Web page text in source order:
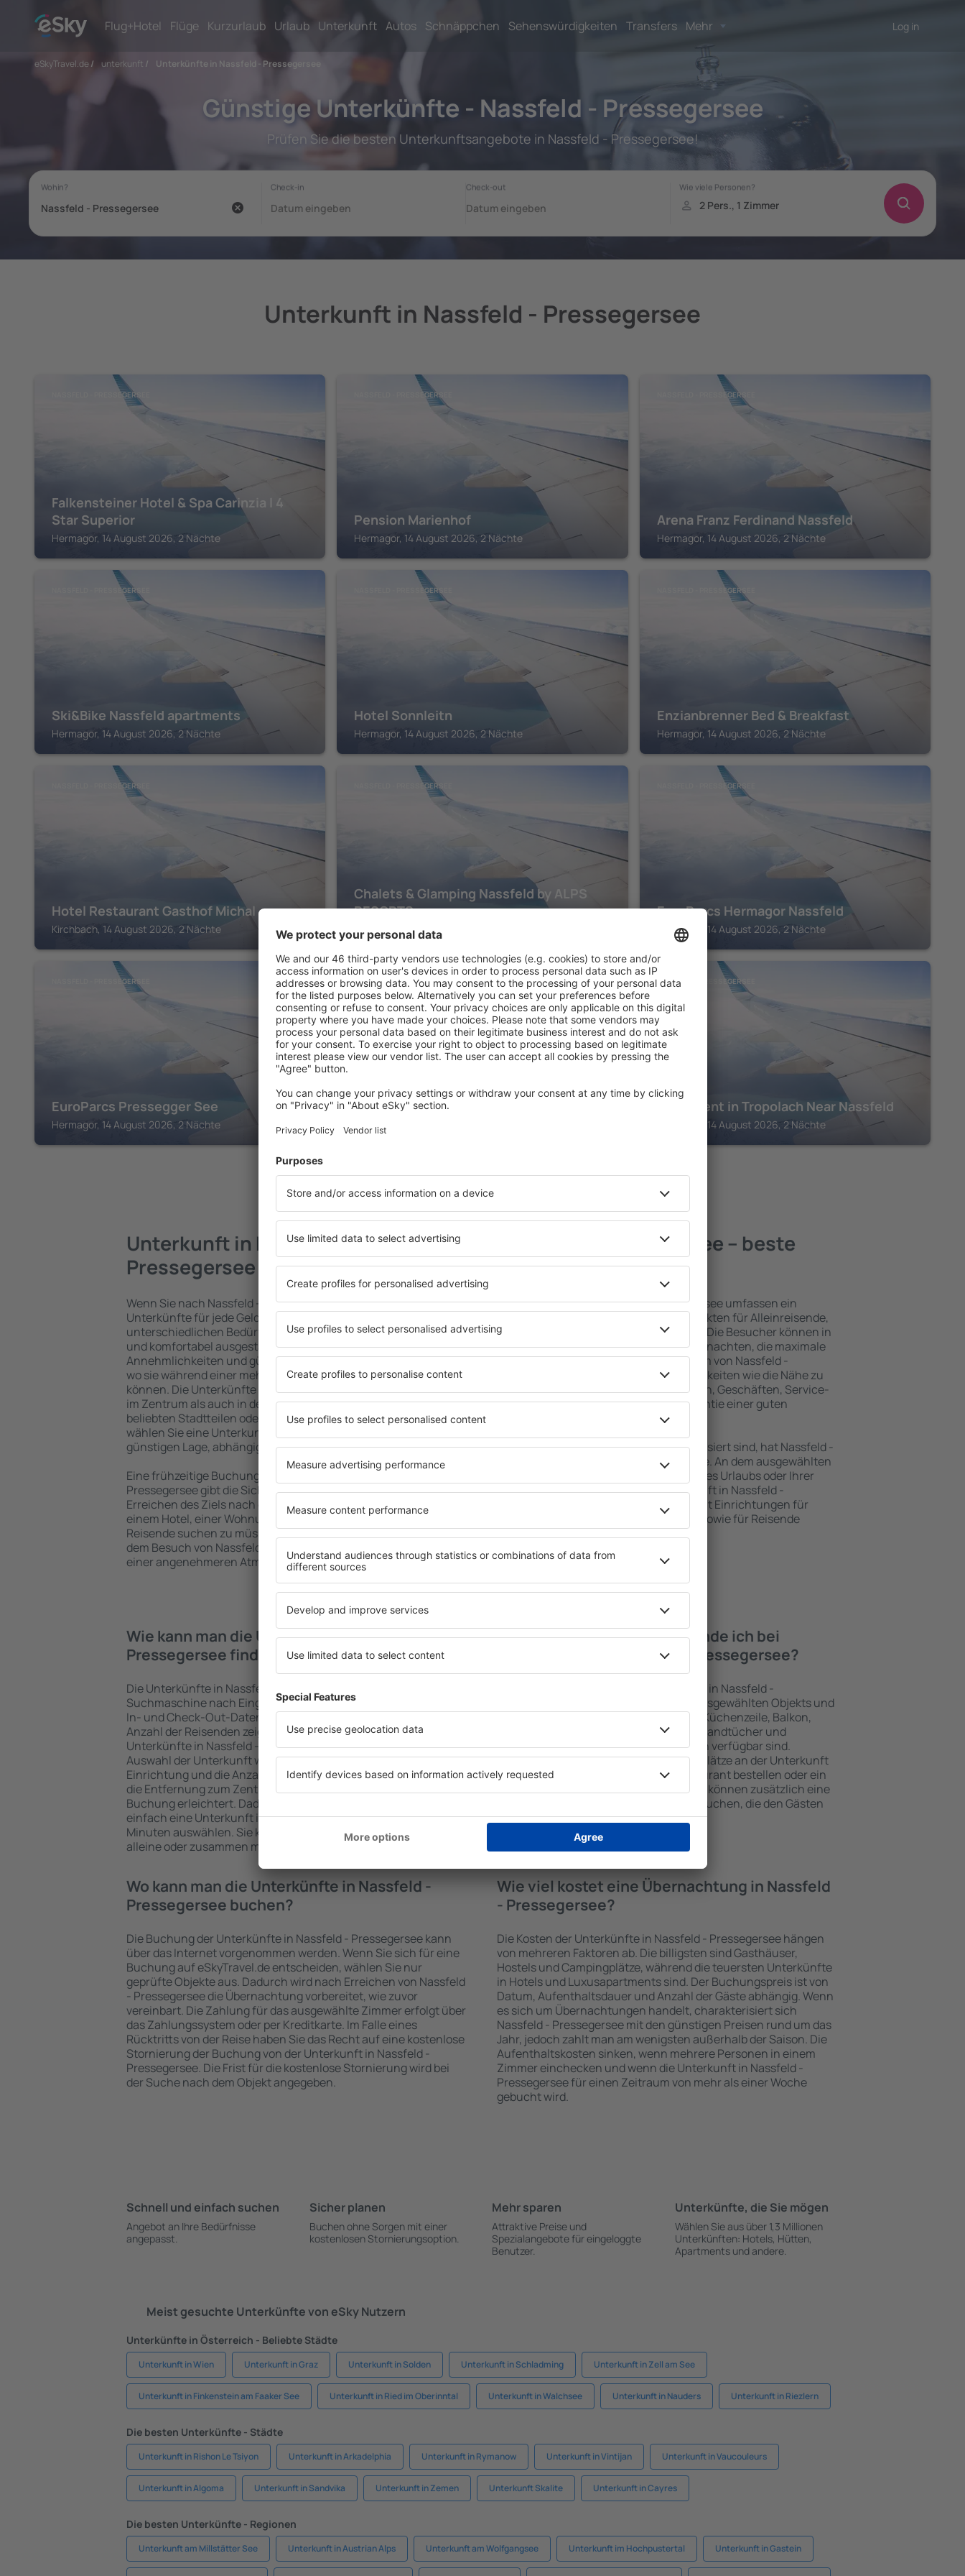
Flug+Hotel Flüge Kurzurlaub Urlaub Unterkunft Autos Schnäppchen Sehenswürdigkeiten Transfers Mehr Log in
eSkyTravel.de/ unterkunft / Unterkünfte in Nassfeld - Pressegersee
Günstige Unterkünfte - Nassfeld - Pressegersee
Prüfen Sie die besten Unterkunftsangebote in Nassfeld - Pressegersee!
Unterkunft in Nassfeld - Pressegersee
NASSFELD - PRESSEGERSEE
Falkensteiner Hotel & Spa Carinzia l 4
Star Superior
Hermagor, 14 August 2026, 2 Nächte
NASSFELD - PRESSEGERSEE
Pension Marienhof
Hermagor, 14 August 2026, 2 Nächte
NASSFELD - PRESSEGERSEE
Arena Franz Ferdinand Nassfeld
Hermagor, 14 August 2026, 2 Nächte
NASSFELD - PRESSEGERSEE
Ski&Bike Nassfeld apartments
Hermagor, 14 August 2026, 2 Nächte
NASSFELD - PRESSEGERSEE
Hotel Sonnleitn
Hermagor, 14 August 2026, 2 Nächte
NASSFELD - PRESSEGERSEE
Enzianbrenner Bed & Breakfast
Hermagor, 14 August 2026, 2 Nächte
NASSFELD - PRESSEGERSEE
Hotel Restaurant Gasthof Michal
Kirchbach, 14 August 2026, 2 Nächte
NASSFELD - PRESSEGERSEE
Chalets & Glamping Nassfeld by ALPS
RESORTS
Kotschach, 14 August 2026, 2 Nächte
NASSFELD - PRESSEGERSEE
EuroParcs Hermagor Nassfeld
Hermagor, 14 August 2026, 2 Nächte
NASSFELD - PRESSEGERSEE
EuroParcs Pressegger See
Hermagor, 14 August 2026, 2 Nächte
NASSFELD - PRESSEGERSEE
Ferienhaus Bella Vista
Hermagor, 14 August 2026, 2 Nächte
NASSFELD - PRESSEGERSEE
Apartment in Tropolach Near Nassfeld
Hermagor, 14 August 2026, 2 Nächte
Unterkunft in Nassfeld -
Pressegersee
Wenn Sie nach Nassfeld - Pressegersee reisen, finden Sie
Unterkünfte für jede Geldtasche, die für Touristen mit
unterschiedlichen Bedürfnissen abgestimmt sind. Geräumige
und komfortabel ausgestattete Einrichtungen mit vielen
Annehmlichkeiten und günstige Hostels erwarten die Besucher,
wo sie während einer mehrtägigen Städtereise übernachten
können. Die Unterkünfte in Nassfeld - Pressegersee sind sowohl
im Zentrum als auch in der Nähe des Flughafens und in weniger
beliebten Stadtteilen oder Regionen verfügbar. Dank dessen
wählen Sie eine Unterkunft in Nassfeld - Pressegersee in einer
günstigen Lage, abhängig von Ihren weiteren Vorhaben.
Eine frühzeitige Buchung der Unterkunft in Nassfeld -
Pressegersee gibt die Sicherheit, dass Sie sich nach dem
Erreichen des Ziels nach der Reise ausruhen können, ohne nach
einem Hotel, einer Wohnung oder einem anderen Objekt für
Reisende suchen zu müssen. Buchen Sie Ihre Unterkunft vor
dem Besuch von Nassfeld - Pressegersee und Ihre Reise wird in
einer angenehmeren Atmosphäre verlaufen.
Nassfeld - Pressegersee – beste
Unterkünfte
Die Unterkünfte in Nassfeld - Pressegersee umfassen ein
umfangreiches Angebot von vielen Objekten für Alleinreisende,
Paare, Familien, Senioren und Gruppen. Die Besucher können in
Apartments, Hotels und Pensionen übernachten, die maximale
Privatsphäre bieten und sich im Zentrum von Nassfeld -
Pressegersee befinden. Die Annehmlichkeiten wie die Nähe zu
Mietwagen, öffentlichen Verkehrsmitteln, Geschäften, Service-
und Freizeiteinrichtungen sind die Garantie einer guten
Wenn Sie an Luxusunterkünften interessiert sind, hat Nassfeld -
Pressegersee ein breites Angebot für Sie. An dem ausgewählten
Ort finden Sie alles, was Sie während Ihres Urlaubs oder Ihrer
Geschäftsreise benötigen. Die Unterkunft in Nassfeld -
Pressegersee buchen Sie in Objekten mit Einrichtungen für
Behinderte, Säuglinge und Kleinkinder sowie für Reisende
zusammen mit Haustieren.
Wie kann man die Unterkünfte in Nassfeld -
Pressegersee finden?
Die Unterkünfte in Nassfeld - Pressegersee werden von der
Suchmaschine nach Eingabe der Fahrtrichtung und der Check-
In- und Check-Out-Daten schnell gefunden. Nach Auswahl der
Anzahl der Reisenden zeigt die Suchmaschine an, welche
Unterkünfte in Nassfeld - Pressegersee verfügbar sind. Die
Auswahl der Unterkunft wird durch Filter für die Art der
Einrichtung und die Anzahl der Sterne, die Gästebewertungen,
die Entfernung zum Zentrum und die kostenlose Stornierung der
Buchung erleichtert. Dadurch können Sie problemlos ganz
einfach eine Unterkunft in Nassfeld - Pressegersee in wenigen
Minuten auswählen. Sie können je nach Bedarf eine Unterkunft
alleine oder zusammen mit dem Flug buchen.
Welche Annehmlichkeiten finde ich bei
Unterkünften in Nassfeld - Pressegersee?
Die Annehmlichkeiten bei Unterkünften in Nassfeld -
Pressegersee hängen von der Art des ausgewählten Objekts und
der Anzahl der Sterne ab. Gäste nutzen Küchenzeile, Balkon,
Klimaanlage, Tee- und Kaffeezubehör, Handtücher und
Internetzugang, die in den Unterkünften verfügbar sind.
Besucher können die kostenlosen Parkplätze an der Unterkunft
benutzen, eine Mahlzeit in einem Restaurant bestellen oder ein
Hotel mit Swimmingpool auswählen. Sie können zusätzlich eine
Unterkunft in Nassfeld - Pressegersee buchen, die den Gästen
Flughafentransfers anbietet.
Wo kann man die Unterkünfte in Nassfeld -
Pressegersee buchen?
Die Buchung der Unterkünfte in Nassfeld - Pressegersee kann
über das Internet vorgenommen werden. Wenn Sie sich für eine
Buchung auf eSkyTravel.de entscheiden, wählen Sie nur
geprüfte Objekte aus. Dadurch wird nach Erreichen von Nassfeld
- Pressegersee die Übernachtung vorbereitet, wie zuvor
vereinbart. Die Zahlung für das ausgewählte Zimmer erfolgt über
das Zahlungssystem oder per Kreditkarte. Im Falle eines
Rücktritts von der Reise haben Sie das Recht auf eine kostenlose
Stornierung der Buchung von der Unterkunft in Nassfeld -
Pressegersee. Die Frist für die kostenlose Stornierung wird bei
der Suche nach dem Objekt angegeben.
Wie viel kostet eine Übernachtung in Nassfeld
- Pressegersee?
Die Kosten der Unterkünfte in Nassfeld - Pressegersee hängen
von mehreren Faktoren ab. Die billigsten sind Gasthäuser,
Hostels und Campingplätze, während die teuersten Unterkünfte
in Hotels und Luxusapartments sind. Der Buchungspreis ist von
Datum, Aufenthaltsdauer und Anzahl der Gäste abhängig. Wenn
es sich um Übernachtungen handelt, charakterisiert sich
Nassfeld - Pressegersee mit den günstigen Preisen rund um das
Jahr, jedoch zahlt man am wenigsten außerhalb der Saison. Die
Aufenthaltskosten sinken, wenn mehrere Personen in einem
Zimmer einchecken und wenn die Unterkunft in Nassfeld -
Pressegersee für einen Zeitraum von mehr als einer Woche
gebucht wird.
Schnell und einfach suchen
Angebot an Ihre Bedürfnisse
angepasst.
Sicher planen
Buchen ohne Sorgen mit einer
kostenlosen Stornierungsoption.
Mehr sparen
Attraktive Preise und
Spezialangebote für eingeloggte
Benutzer.
Unterkünfte, die Sie mögen
Wählen Sie aus über 1,3 Millionen
Unterkünften: Hotels, Hütten,
Apartments und andere.
Meist gesuchte Unterkünfte von eSky Nutzern
Unterkünfte in Österreich - Beliebte Städte
Unterkunft in Wien Unterkunft in Graz Unterkunft in Solden Unterkunft in Schladming Unterkunft in Zell am See
Unterkunft in Finkenstein am Faaker See Unterkunft in Ried im Oberinntal Unterkunft in Walchsee Unterkunft in Nauders Unterkunft in Riezlern
Die besten Unterkünfte - Städte
Unterkunft in Rishon Le Tsiyon Unterkunft in Arkadelphia Unterkunft in Rymanow Unterkunft in Vintijan Unterkunft in Vaucouleurs
Unterkunft in Algoma Unterkunft in Sandvika Unterkunft in Zemen Unterkunft Skalite Unterkunft in Cayres
Die besten Unterkünfte - Regionen
Unterkunft am Millstätter See Unterkunft in Austrian Alps Unterkunft am Wolfgangsee Unterkunft im Hochpustertal Unterkunft in Gastein